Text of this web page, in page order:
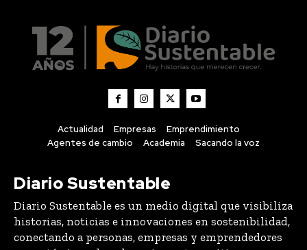
Actualidad Empresas
Emprendimiento
Agentes de cambio
Academia Sacando la voz
Diario Sustentable
Diario Sustentable es un medio digital que visibiliza
historias, noticias e innovaciones en sostenibilidad,
conectando a personas, empresas y emprendedores